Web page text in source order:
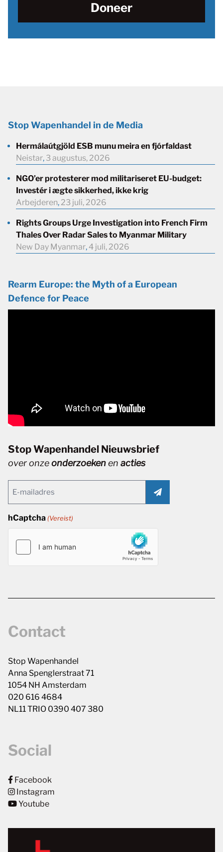
Doneer
Stop Wapenhandel in de Media
Hermálaútgjöld ESB munu meira en fjórfaldast
Neistar, 3 augustus, 2026
NGO’er protesterer mod militariseret EU-budget:
Investér i ægte sikkerhed, ikke krig
Arbejderen, 23 juli, 2026
Rights Groups Urge Investigation into French Firm
Thales Over Radar Sales to Myanmar Military
New Day Myanmar, 4 juli, 2026
Rearm Europe: the Myth of a European
Defence for Peace
Stop Wapenhandel Nieuwsbrief
over onzeonderzoekenen acties
(Vereist)
hCaptcha (Vereist)
Contact
Stop Wapenhandel
Anna Spenglerstraat 71
1054 NH Amsterdam
020 616 4684
NL11 TRIO 0390 407 380
Social
Facebook
Instagram
Youtube